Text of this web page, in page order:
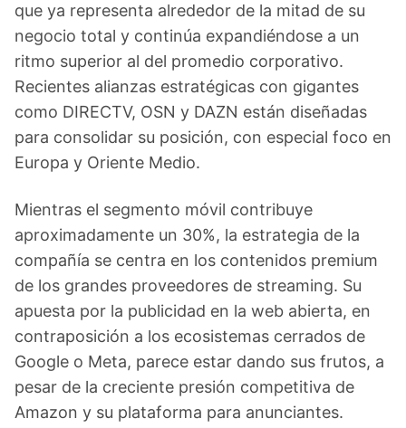
que ya representa alrededor de la mitad de su
negocio total y continúa expandiéndose a un
ritmo superior al del promedio corporativo.
Recientes alianzas estratégicas con gigantes
como DIRECTV, OSN y DAZN están diseñadas
para consolidar su posición, con especial foco en
Europa y Oriente Medio.
Mientras el segmento móvil contribuye
aproximadamente un 30%, la estrategia de la
compañía se centra en los contenidos premium
de los grandes proveedores de streaming. Su
apuesta por la publicidad en la web abierta, en
contraposición a los ecosistemas cerrados de
Google o Meta, parece estar dando sus frutos, a
pesar de la creciente presión competitiva de
Amazon y su plataforma para anunciantes.